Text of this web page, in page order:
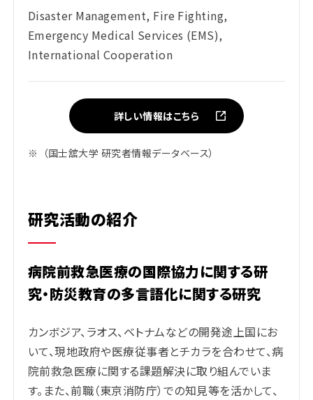
Disaster Management, Fire Fighting,
Emergency Medical Services (EMS),
International Cooperation
詳しい情報はこちら
※ （国士舘大学 研究者情報データベース）
研究活動の紹介
病院前救急医療の国際協力に関する研
究・防災教育の多言語化に関する研究
カンボジア、ラオス、ベトナムなどの開発途上国にお
いて、現地政府や医療従事者とチカラを合わせて、病
院前救急医療に関する課題解決に取り組んでいま
す。また、前職（東京消防庁）での知見等を活かして、